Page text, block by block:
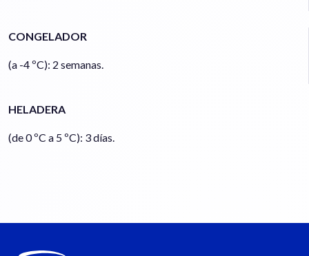
CONGELADOR
(a -4 ºC): 2 semanas.
HELADERA
(de 0 ºC a 5 ºC): 3 días.